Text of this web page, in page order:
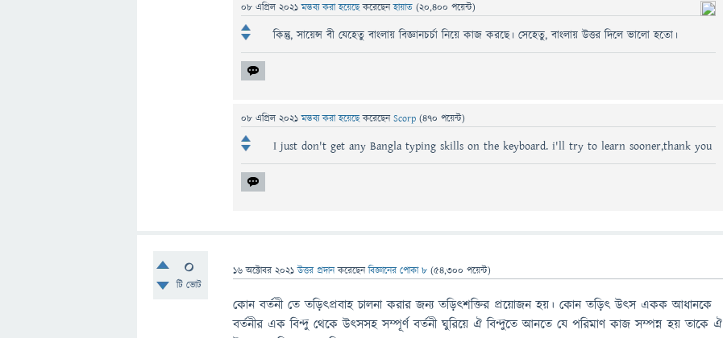
08 এপ্রিল 2021 মন্তব্য করা হয়েছেকরেছেনহায়াত (20,400 পয়েন্ট)
কিন্তু, সায়েন্স বী যেহেতু বাংলায় বিজ্ঞানচর্চা নিয়ে কাজ করছে। সেহেতু, বাংলায় উত্তর দিলে ভালো হতো।
08 এপ্রিল 2021 মন্তব্য করা হয়েছেকরেছেনScorp (470 পয়েন্ট)
I just don't get any Bangla typing skills on the keyboard. i'll try to learn sooner,thank you
0
টি ভোট
16 অক্টোবর 2021 উত্তর প্রদান করেছেনবিজ্ঞানের পোকা ৮ (54,300 পয়েন্ট)
কোন বর্তনী তে তড়িৎপ্রবাহ চালনা করার জন্য তড়িৎশক্তির প্রয়োজন হয়। কোন তড়িৎ উৎস একক আধানকে
বর্তনীর এক বিন্দু থেকে উৎসসহ সম্পূর্ণ বর্তনী ঘুরিয়ে ঐ বিন্দুতে আনতে যে পরিমাণ কাজ সম্পন্ন হয় তাকে ঐ